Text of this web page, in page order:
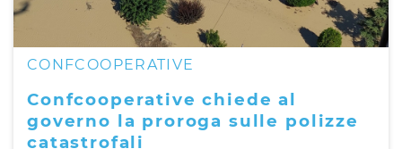
CONFCOOPERATIVE
Confcooperative chiede al
governo la proroga sulle polizze
catastrofali